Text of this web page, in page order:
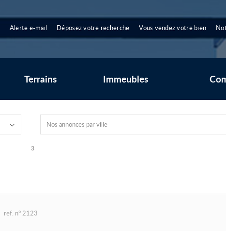
Alerte e-mail Déposez votre recherche Vous vendez votre bien
Terrains Immeubles
Nos annonces par ville
3
ref. n° 2123